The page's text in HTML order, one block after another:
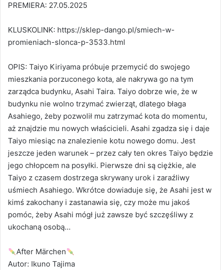
PREMIERA: 27.05.2025
KLUSKOLINK: https://sklep-dango.pl/smiech-w-
promieniach-slonca-p-3533.html
OPIS: Taiyo Kiriyama próbuje przemycić do swojego
mieszkania porzuconego kota, ale nakrywa go na tym
zarządca budynku, Asahi Taira. Taiyo dobrze wie, że w
budynku nie wolno trzymać zwierząt, dlatego błaga
Asahiego, żeby pozwolił mu zatrzymać kota do momentu,
aż znajdzie mu nowych właścicieli. Asahi zgadza się i daje
Taiyo miesiąc na znalezienie kotu nowego domu. Jest
jeszcze jeden warunek – przez cały ten okres Taiyo będzie
jego chłopcem na posyłki. Pierwsze dni są ciężkie, ale
Taiyo z czasem dostrzega skrywany urok i zaraźliwy
uśmiech Asahiego. Wkrótce dowiaduje się, że Asahi jest w
kimś zakochany i zastanawia się, czy może mu jakoś
pomóc, żeby Asahi mógł już zawsze być szczęśliwy z
ukochaną osobą…
After Märchen
Autor: Ikuno Tajima